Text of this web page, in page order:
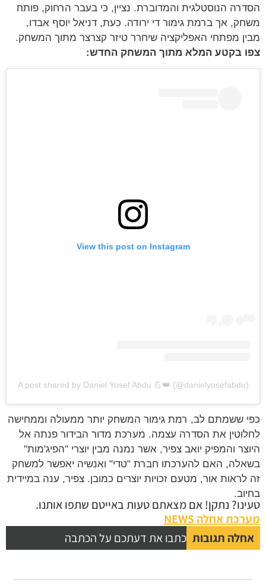
הסדרה הנוסטלגית והמדוברת. נציין, כי בעבר הרחוק, פותח
משחק, אך ברמת גימור די ירודה. כעת, דניאל יוסף אבדו,
מבין מפתחי האפליקציה שיחרר טיזר קצרצר מתוך המשחק.
צפו בקטע המלא מתוך המשחק החדש:
View this post on Instagram
A post shared by Daniel Yosef Abdu 💪👑 (@danielyosefabdu)
כפי ששמתם לב, רמת גימור המשחק יותר ממעולה וממחישה
לחלוטין את הסדרה עצמה. מערכת מדור הבידור פנתה אל
היוצר והמפיק יואב צפיר, אשר נמנה מבין יוצרי "הפיג'מות"
בשאלה, האם להערכתו חברת "טדי" ואנשיה יאפשר למשחק
זה לראות אור, מטעם זכויות יוצרים כמובן. צפיר, ענה במיידית
בחיוב.
טעינו? נתקן! אם מצאתם טעות באייטם שתפו אותנו.
מערכת אחלה NEWS
אחלה תגובות כתבו את דעתכם על הכתבה